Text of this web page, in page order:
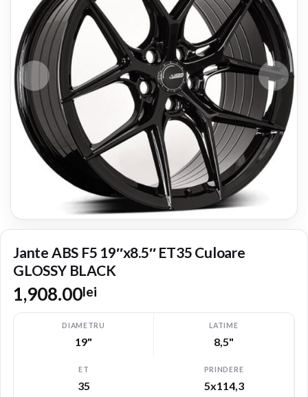
Jante ABS F5 19″x8.5″ ET35 Culoare
GLOSSY BLACK
1,908.00lei
DIAMETRU
19"
LATIME
8,5"
ET
35
PRINDERE
5x114,3